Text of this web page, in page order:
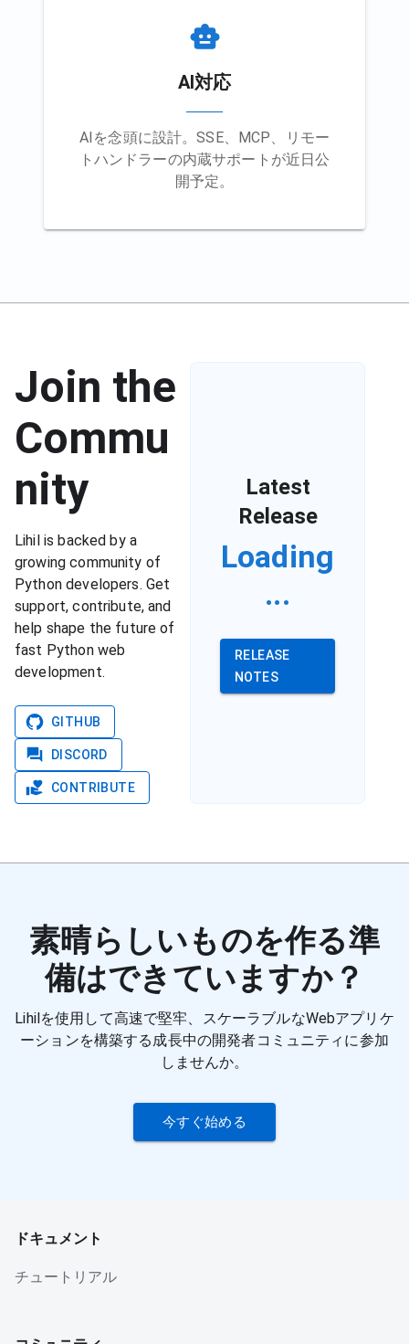
AI対応
AIを念頭に設計。SSE、MCP、リモー
トハンドラーの内蔵サポートが近日公
開予定。
Join the
Commu
nity
Lihil is backed by a
growing community of
Python developers. Get
support, contribute, and
help shape the future of
fast Python web
development.
GITHUB
DISCORD
CONTRIBUTE
Latest
Release
Loading
...
RELEASE
NOTES
素晴らしいものを作る準
備はできていますか？
Lihilを使用して高速で堅牢、スケーラブルなWebアプリケ
ーションを構築する成長中の開発者コミュニティに参加
しませんか。
今すぐ始める
ドキュメント
チュートリアル